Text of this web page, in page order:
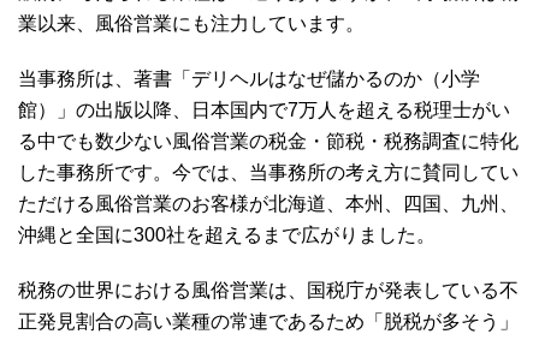
業以来、風俗営業にも注力しています。
当事務所は、著書「デリヘルはなぜ儲かるのか（小学
館）」の出版以降、日本国内で7万人を超える税理士がい
る中でも数少ない風俗営業の税金・節税・税務調査に特化
した事務所です。今では、当事務所の考え方に賛同してい
ただける風俗営業のお客様が北海道、本州、四国、九州、
沖縄と全国に300社を超えるまで広がりました。
税務の世界における風俗営業は、国税庁が発表している不
正発見割合の高い業種の常連であるため「脱税が多そう」